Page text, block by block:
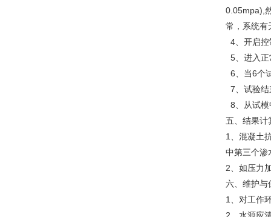
0.05mpa),
常，系统有
4、开启
5、进入
6、当6个
7、试验
8、从试
五、结果计
1、混凝土
中第三个渗
2、如压力
六、维护与
1、对工作